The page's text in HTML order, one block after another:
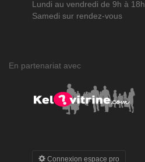
Lundi au vendredi de 9h à 18h
Samedi sur rendez-vous
En partenariat avec
Connexion espace pro